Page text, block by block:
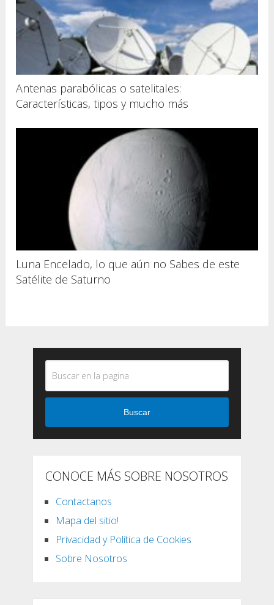
Antenas parabólicas o satelitales:
Características, tipos y mucho más
Luna Encelado, lo que aún no Sabes de este
Satélite de Saturno
Buscar
CONOCE MÁS SOBRE NOSOTROS
Contactanos
Mapa del sitio!
Privacidad y Política de Cookies
Sobre Nosotros